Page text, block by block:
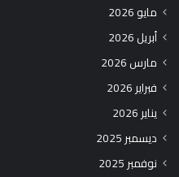
مايو 2026
أبريل 2026
مارس 2026
فبراير 2026
يناير 2026
ديسمبر 2025
نوفمبر 2025